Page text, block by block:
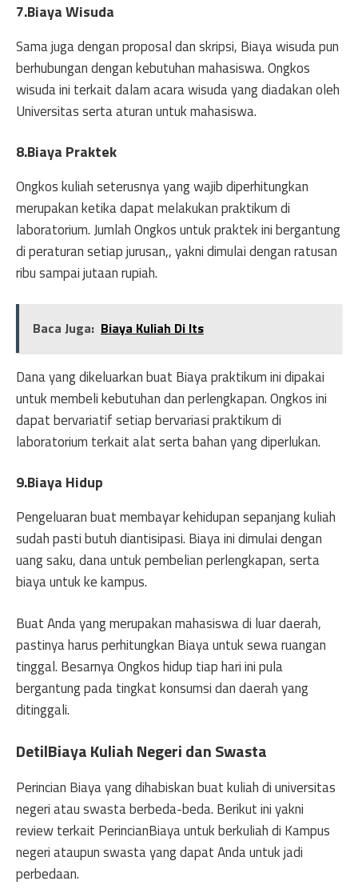
7.Biaya Wisuda
Sama juga dengan proposal dan skripsi, Biaya wisuda pun
berhubungan dengan kebutuhan mahasiswa. Ongkos
wisuda ini terkait dalam acara wisuda yang diadakan oleh
Universitas serta aturan untuk mahasiswa.
8.Biaya Praktek
Ongkos kuliah seterusnya yang wajib diperhitungkan
merupakan ketika dapat melakukan praktikum di
laboratorium. Jumlah Ongkos untuk praktek ini bergantung
di peraturan setiap jurusan,, yakni dimulai dengan ratusan
ribu sampai jutaan rupiah.
Baca Juga: Biaya Kuliah Di Its
Dana yang dikeluarkan buat Biaya praktikum ini dipakai
untuk membeli kebutuhan dan perlengkapan. Ongkos ini
dapat bervariatif setiap bervariasi praktikum di
laboratorium terkait alat serta bahan yang diperlukan.
9.Biaya Hidup
Pengeluaran buat membayar kehidupan sepanjang kuliah
sudah pasti butuh diantisipasi. Biaya ini dimulai dengan
uang saku, dana untuk pembelian perlengkapan, serta
biaya untuk ke kampus.
Buat Anda yang merupakan mahasiswa di luar daerah,
pastinya harus perhitungkan Biaya untuk sewa ruangan
tinggal. Besarnya Ongkos hidup tiap hari ini pula
bergantung pada tingkat konsumsi dan daerah yang
ditinggali.
DetilBiaya Kuliah Negeri dan Swasta
Perincian Biaya yang dihabiskan buat kuliah di universitas
negeri atau swasta berbeda-beda. Berikut ini yakni
review terkait PerincianBiaya untuk berkuliah di Kampus
negeri ataupun swasta yang dapat Anda untuk jadi
perbedaan.